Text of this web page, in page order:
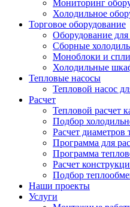
Мониторинг
Холодильное
Торговое оборудование
Оборудование для
Сборные
Моноблоки и
Холодильные
Тепловые насосы
Тепловой насос
Расчет
Тепловой расчет
Подбор
Расчет
Программа для
Программа
Расчет
Подбор
Наши проекты
Услуги